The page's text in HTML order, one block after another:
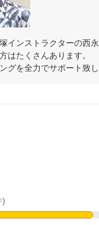
時間60分の
の60分後で設定お願
きたい日にちはある
でも大丈夫な場合…
インストラクターの西永
はたくさんあります。
グを全力でサポート致し
)